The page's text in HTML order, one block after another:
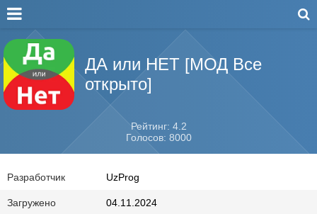
ДА или НЕТ [МОД Все
открыто]
Рейтинг: 4.2
Голосов: 8000
Разработчик UzProg
Загружено 04.11.2024